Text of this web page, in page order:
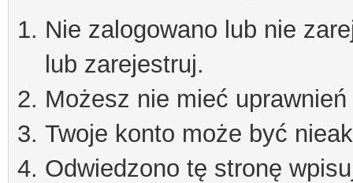
Nie zalogowano lub nie
lub zarejestruj.
Możesz nie mieć
Twoje konto może być
Odwiedzono tę stronę